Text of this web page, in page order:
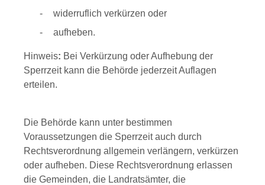
widerruflich verkürzen oder
aufheben.
Hinweis: Bei Verkürzung oder Aufhebung der
Sperrzeit kann die Behörde jederzeit Auflagen
erteilen.
Die Behörde kann unter bestimmen
Voraussetzungen die Sperrzeit auch durch
Rechtsverordnung allgemein verlängern, verkürzen
oder aufheben. Diese Rechtsverordnung erlassen
die Gemeinden, die Landratsämter, die